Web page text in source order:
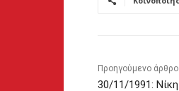
Προηγούμενο άρθρο
30/11/1991: